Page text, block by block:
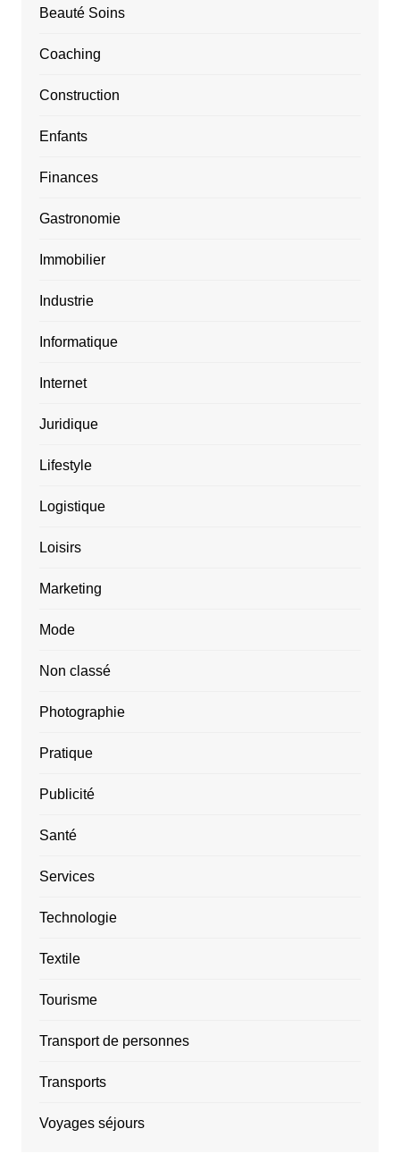
Beauté Soins
Coaching
Construction
Enfants
Finances
Gastronomie
Immobilier
Industrie
Informatique
Internet
Juridique
Lifestyle
Logistique
Loisirs
Marketing
Mode
Non classé
Photographie
Pratique
Publicité
Santé
Services
Technologie
Textile
Tourisme
Transport de personnes
Transports
Voyages séjours